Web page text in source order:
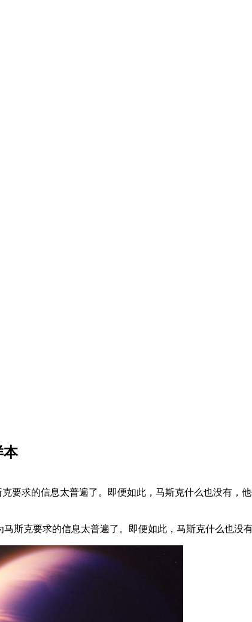
本
要求的信息太普遍了。即便如此，马斯克什么也没有，
克要求的信息太普遍了。即便如此，马斯克什么也没有